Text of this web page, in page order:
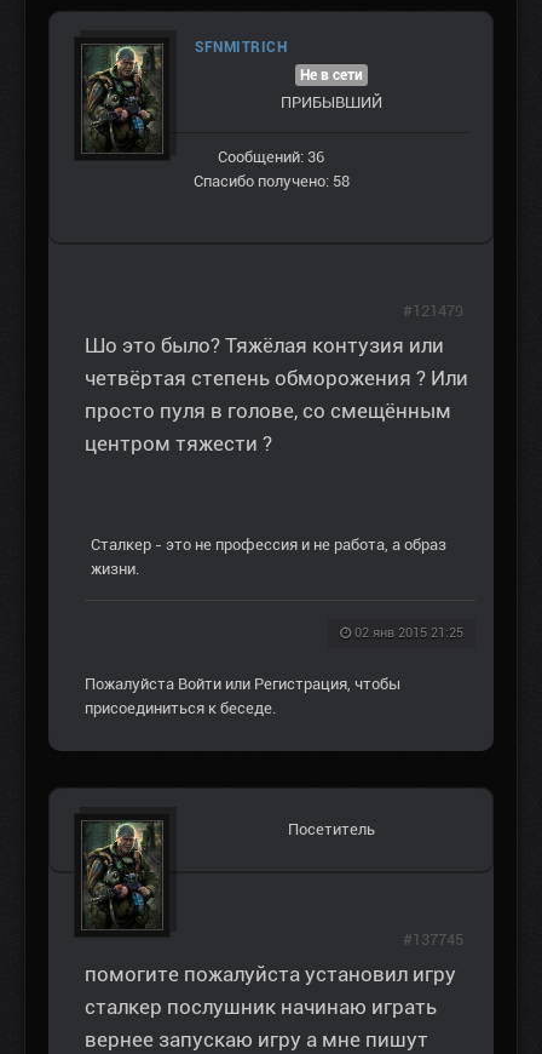
SFNMITRICH
Не в сети
ПРИБЫВШИЙ
Сообщений: 36
Спасибо получено: 58
Шо это было? Тяжёлая контузия или
четвёртая степень обморожения ? Или
просто пуля в голове, со смещённым
центром тяжести ?
Сталкер - это не профессия и не работа, а образ
жизни.
02 янв 2015 21:25
#121479
Пожалуйста Войти или Регистрация, чтобы
присоединиться к беседе.
Посетитель
помогите пожалуйста установил игру
сталкер послушник начинаю играть
вернее запускаю игру а мне пишут
#137745